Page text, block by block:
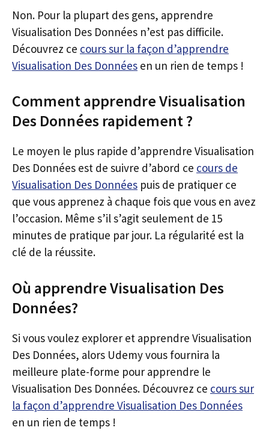
Non. Pour la plupart des gens, apprendre
Visualisation Des Données n’est pas difficile.
Découvrez ce cours sur la façon d’apprendre
Visualisation Des Données en un rien de temps !
Comment apprendre Visualisation
Des Données rapidement ?
Le moyen le plus rapide d’apprendre Visualisation
Des Données est de suivre d’abord ce cours de
Visualisation Des Données puis de pratiquer ce
que vous apprenez à chaque fois que vous en avez
l’occasion. Même s’il s’agit seulement de 15
minutes de pratique par jour. La régularité est la
clé de la réussite.
Où apprendre Visualisation Des
Données?
Si vous voulez explorer et apprendre Visualisation
Des Données, alors Udemy vous fournira la
meilleure plate-forme pour apprendre le
Visualisation Des Données. Découvrez ce cours sur
la façon d’apprendre Visualisation Des Données
en un rien de temps !